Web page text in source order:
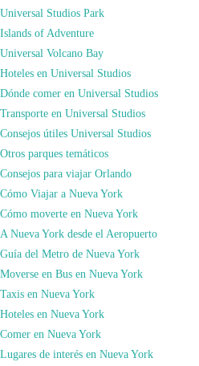
Universal Studios Park
Islands of Adventure
Universal Volcano Bay
Hoteles en Universal Studios
Dónde comer en Universal Studios
Transporte en Universal Studios
Consejos útiles Universal Studios
Otros parques temáticos
Consejos para viajar Orlando
Cómo Viajar a Nueva York
Cómo moverte en Nueva York
A Nueva York desde el Aeropuerto
Guía del Metro de Nueva York
Moverse en Bus en Nueva York
Taxis en Nueva York
Hoteles en Nueva York
Comer en Nueva York
Lugares de interés en Nueva York
Como curiosidad, cabe destacar que en su
creador de la Torre Eiffel.
Subir al mirador
El 4 de julio de 2009, coincidiendo con el
Unidos. El mirador de la corona fue
atentados del 11-S, subir estaba prohibido.
Para subir al miradordeberéis comprar
de antelaciónya que de lo contrario será
grupos de diez personas con un límite de 30
Statue Cruises
Otra opción es reservar un tour a la
mejor opción para quienes quieran conocer
monumento y visitar el Museo de la